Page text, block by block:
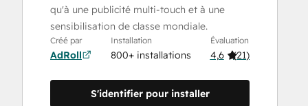
qu'à une publicité multi-touch et à une
sensibilisation de classe mondiale.
Créé par
AdRoll
Installation
800+ installations
Évaluation
4,6 (21)
S'identifier pour installer